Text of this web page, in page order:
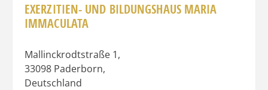
EXERZITIEN- UND BILDUNGSHAUS MARIA
IMMACULATA
Mallinckrodtstraße 1,
33098 Paderborn,
Deutschland